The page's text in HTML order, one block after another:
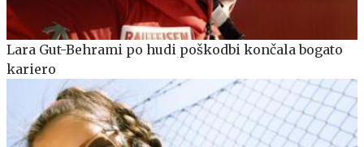
Lara Gut-Behrami po hudi poškodbi končala bogato
kariero